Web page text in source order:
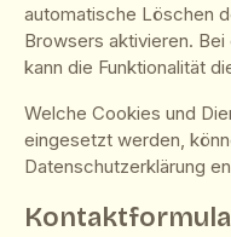
automatische Löschen
Browsers aktivieren.
kann die Funktionalität
Welche Cookies und
eingesetzt werden,
Datenschutzerklärung